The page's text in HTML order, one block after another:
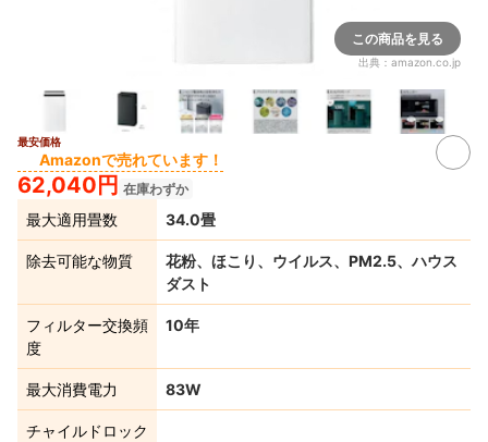
この商品を見る
出典： amazon.co.jp
最安価格
Amazonで売れています！
62,040円 在庫わずか
最大適用畳数 34.0畳
除去可能な物質
花粉、ほこり、ウイルス、PM2.5、ハウス
ダスト
フィルター交換頻
度
10年
最大消費電力 83W
チャイルドロック